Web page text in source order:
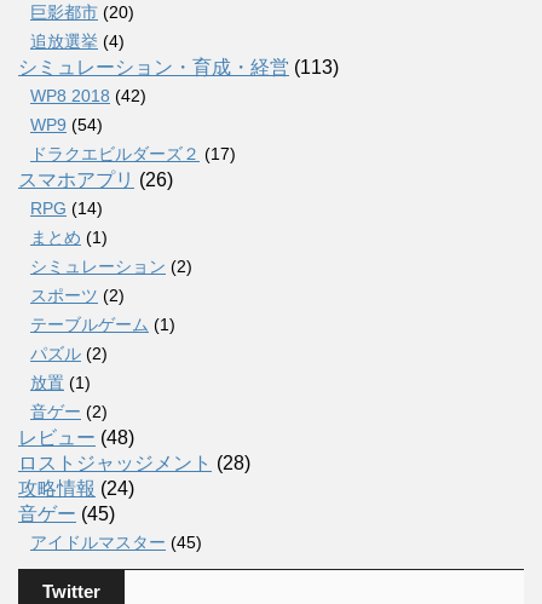
巨影都市 (20)
追放選挙 (4)
シミュレーション・育成・経営 (113)
WP8 2018 (42)
WP9 (54)
ドラクエビルダーズ２ (17)
スマホアプリ (26)
RPG (14)
まとめ (1)
シミュレーション (2)
スポーツ (2)
テーブルゲーム (1)
パズル (2)
放置 (1)
音ゲー (2)
レビュー (48)
ロストジャッジメント (28)
攻略情報 (24)
音ゲー (45)
アイドルマスター (45)
Twitter